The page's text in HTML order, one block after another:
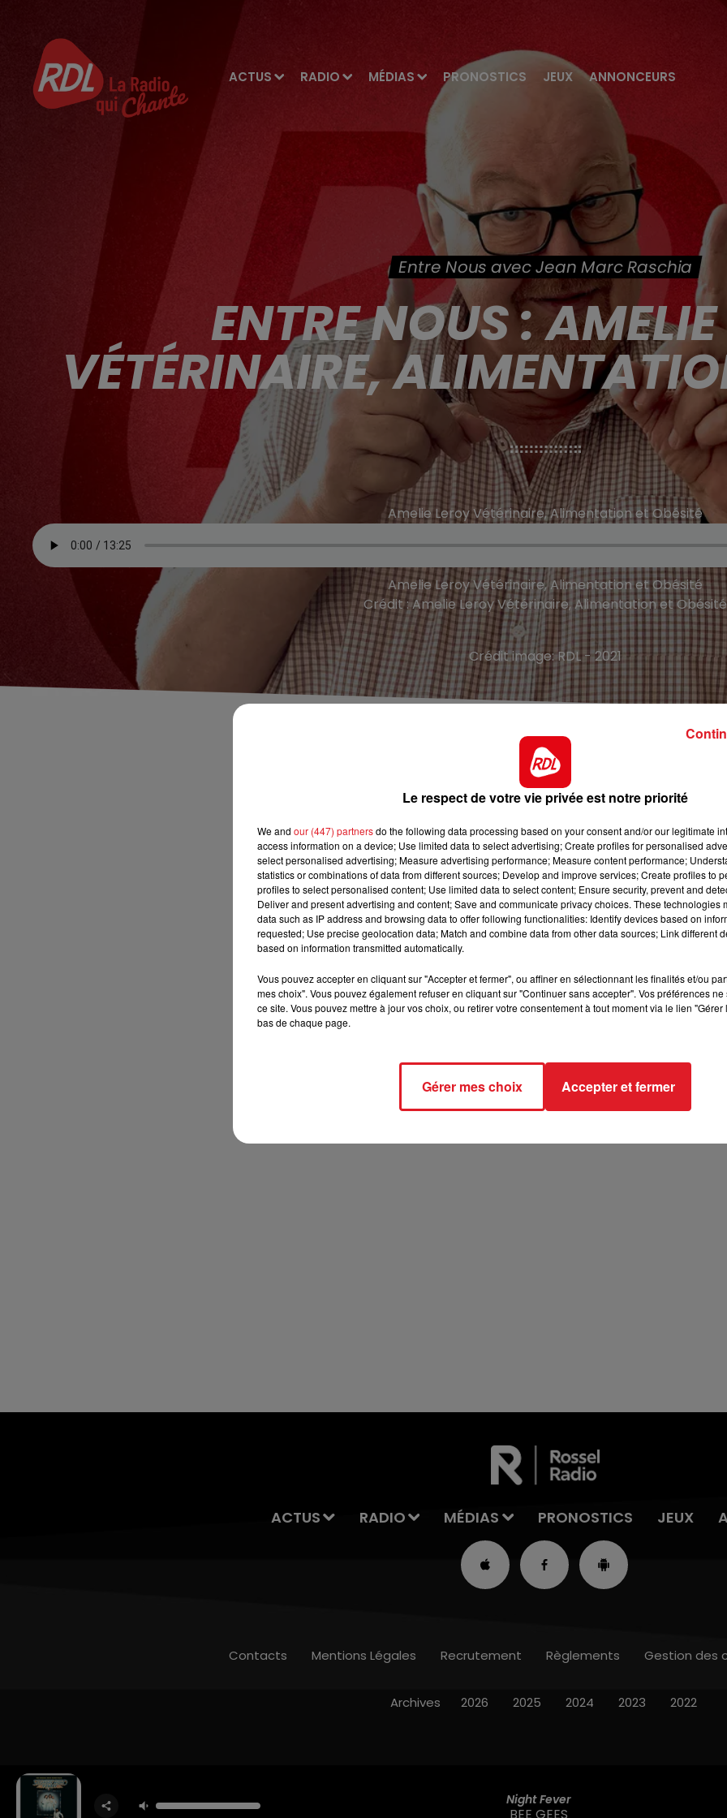
ACTUS RADIO MÉDIAS PRONOSTICS JEUX ANNONCEURS
8h00 - 10h00
RDL WEEK-END
Entre Nous avec Jean Marc Raschia
ENTRE NOUS :
VÉTÉRINAIRE,
Amelie Leroy Vétérinaire, Alimentation et Obésité
Amelie Leroy Vétérinaire, Alimentation et Obésité
Crédit :Amelie Leroy Vétérinaire, Alimentation et Obésité
Crédit image:RDL - 2021
ACTUS RADIO MÉDIAS PRONOSTICS JEUX
Night Fever
BEE GEES
Contacts Mentions Légales Recrutement Règlements Gestion des
Archives 2026 2025 2024 2023 2022
Le respect de votre vie privée est notre priorité
We and our (447) partnersdo the following data processing based on your consent and/or our legitimate
access information on a device; Use limited data to select advertising; Create profiles for personalised
select personalised advertising; Measure advertising performance; Measure content performance;
statistics or combinations of data from different sources; Develop and improve services; Create profiles to
profiles to select personalised content; Use limited data to select content; Ensure security, prevent and
Deliver and present advertising and content; Save and communicate privacy choices. These technologies
data such as IP address and browsing data to offer following functionalities: Identify devices based on
requested; Use precise geolocation data; Match and combine data from other data sources; Link different
based on information transmitted automatically.
Vous pouvez accepter en cliquant sur "Accepter et fermer", ou affiner en sélectionnant les finalités et/ou
mes choix". Vous pouvez également refuser en cliquant sur "Continuer sans accepter". Vos préférences
ce site. Vous pouvez mettre à jour vos choix, ou retirer votre consentement à tout moment via le lien
bas de chaque page.
Gérer mes choix Accepter et fermer